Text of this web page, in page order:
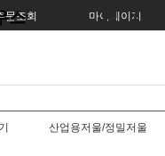
문조회 마이페이지
스
산업용저울/정밀저울